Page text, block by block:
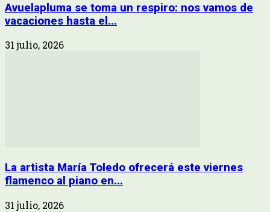
Avuelapluma se toma un respiro: nos vamos de
vacaciones hasta el...
31 julio, 2026
La artista María Toledo ofrecerá este viernes
flamenco al piano en...
31 julio, 2026